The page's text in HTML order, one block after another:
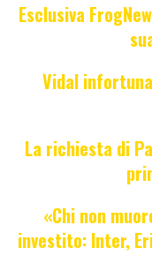
Esclusiva
Vidal
La richiesta di
«Chi non
investito: Inter,